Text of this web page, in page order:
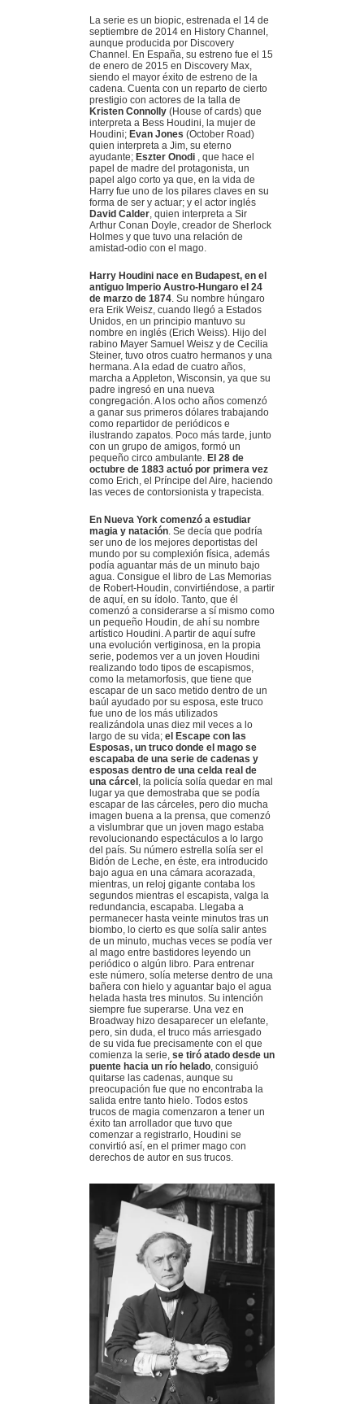
La serie es un biopic, estrenada el 14 de
septiembre de 2014 en History Channel,
aunque producida por Discovery
Channel. En España, su estreno fue el 15
de enero de 2015 en Discovery Max,
siendo el mayor éxito de estreno de la
cadena. Cuenta con un reparto de cierto
prestigio con actores de la talla de
Kristen Connolly (House of cards) que
interpreta a Bess Houdini, la mujer de
Houdini; Evan Jones (October Road)
quien interpreta a Jim, su eterno
ayudante; Eszter Onodi , que hace el
papel de madre del protagonista, un
papel algo corto ya que, en la vida de
Harry fue uno de los pilares claves en su
forma de ser y actuar; y el actor inglés
David Calder, quien interpreta a Sir
Arthur Conan Doyle, creador de Sherlock
Holmes y que tuvo una relación de
amistad-odio con el mago.
Harry Houdini nace en Budapest, en el
antiguo Imperio Austro-Hungaro el 24
de marzo de 1874. Su nombre húngaro
era Erik Weisz, cuando llegó a Estados
Unidos, en un principio mantuvo su
nombre en inglés (Erich Weiss). Hijo del
rabino Mayer Samuel Weisz y de Cecilia
Steiner, tuvo otros cuatro hermanos y una
hermana. A la edad de cuatro años,
marcha a Appleton, Wisconsin, ya que su
padre ingresó en una nueva
congregación. A los ocho años comenzó
a ganar sus primeros dólares trabajando
como repartidor de periódicos e
ilustrando zapatos. Poco más tarde, junto
con un grupo de amigos, formó un
pequeño circo ambulante. El 28 de
octubre de 1883 actuó por primera vez
como Erich, el Príncipe del Aire, haciendo
las veces de contorsionista y trapecista.
En Nueva York comenzó a estudiar
magia y natación. Se decía que podría
ser uno de los mejores deportistas del
mundo por su complexión física, además
podía aguantar más de un minuto bajo
agua. Consigue el libro de Las Memorias
de Robert-Houdin, convirtiéndose, a partir
de aquí, en su ídolo. Tanto, que él
comenzó a considerarse a sí mismo como
un pequeño Houdin, de ahí su nombre
artístico Houdini. A partir de aquí sufre
una evolución vertiginosa, en la propia
serie, podemos ver a un joven Houdini
realizando todo tipos de escapismos,
como la metamorfosis, que tiene que
escapar de un saco metido dentro de un
baúl ayudado por su esposa, este truco
fue uno de los más utilizados
realizándola unas diez mil veces a lo
largo de su vida; el Escape con las
Esposas, un truco donde el mago se
escapaba de una serie de cadenas y
esposas dentro de una celda real de
una cárcel , la policía solía quedar en mal
lugar ya que demostraba que se podía
escapar de las cárceles, pero dio mucha
imagen buena a la prensa, que comenzó
a vislumbrar que un joven mago estaba
revolucionando espectáculos a lo largo
del país. Su número estrella solía ser el
Bidón de Leche, en éste, era introducido
bajo agua en una cámara acorazada,
mientras, un reloj gigante contaba los
segundos mientras el escapista, valga la
redundancia, escapaba. Llegaba a
permanecer hasta veinte minutos tras un
biombo, lo cierto es que solía salir antes
de un minuto, muchas veces se podía ver
al mago entre bastidores leyendo un
periódico o algún libro. Para entrenar
este número, solía meterse dentro de una
bañera con hielo y aguantar bajo el agua
helada hasta tres minutos. Su intención
siempre fue superarse. Una vez en
Broadway hizo desaparecer un elefante,
pero, sin duda, el truco más arriesgado
de su vida fue precisamente con el que
comienza la serie, se tiró atado desde un
puente hacia un río helado, consiguió
quitarse las cadenas, aunque su
preocupación fue que no encontraba la
salida entre tanto hielo. Todos estos
trucos de magia comenzaron a tener un
éxito tan arrollador que tuvo que
comenzar a registrarlo, Houdini se
convirtió así, en el primer mago con
derechos de autor en sus trucos.